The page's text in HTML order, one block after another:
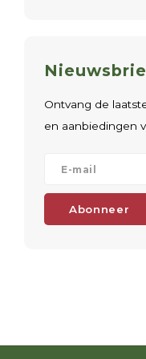
Ontvang de
en aanbiedingen
Abonneer